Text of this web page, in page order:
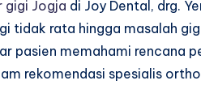
gigi Jogja di Joy Dental, drg.
tidak rata hingga masalah
pasien memahami rencana
rekomendasi spesialis